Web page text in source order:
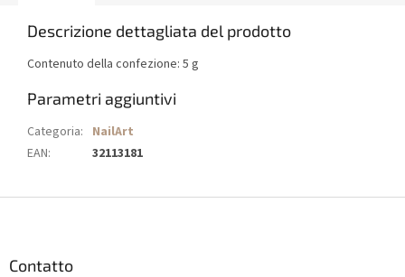
Descrizione dettagliata del prodotto
Contenuto della confezione: 5 g
Parametri aggiuntivi
Categoria: NailArt
EAN: 32113181
Contatto